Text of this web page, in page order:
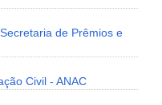
de Prêmios e
Civil - ANAC